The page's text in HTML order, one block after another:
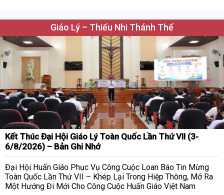
Giáo Lý – Thiếu Nhi Thánh Thể
Kết Thúc Đại Hội Giáo Lý Toàn Quốc Lần Thứ VII (3-
6/8/2026) – Bản Ghi Nhớ
Đại Hội Huấn Giáo Phục Vụ Công Cuộc Loan Báo Tin Mừng
Toàn Quốc Lần Thứ VII – Khép Lại Trong Hiệp Thông, Mở Ra
Một Hướng Đi Mới Cho Công Cuộc Huấn Giáo Việt Nam